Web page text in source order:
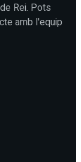
Rei. Pots
amb l'equip